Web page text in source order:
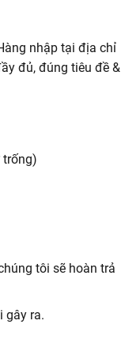
nhập tại địa chỉ
đủ, đúng tiêu đề &
trống)
tôi sẽ hoàn trả
gây ra.